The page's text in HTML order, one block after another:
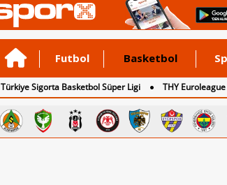
Futbol Basketbol
Türkiye Sigorta Basketbol Süper Ligi THY Euroleague